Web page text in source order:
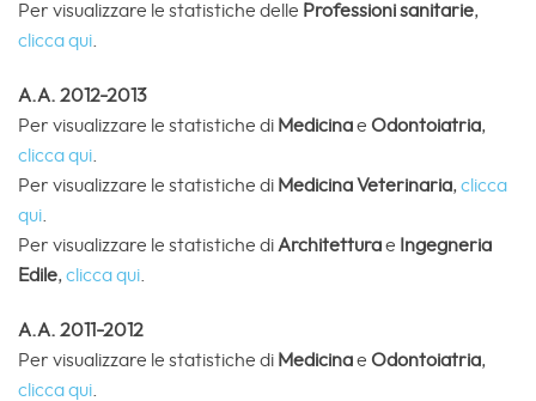
Per visualizzare le statistiche delle Professioni sanitarie,
clicca qui
A.A. 2012-2013
Per visualizzare le statistiche di Medicinae Odontoiatria,
clicca qui
Per visualizzare le statistiche di Medicina Veterinaria, clicca
qui
Per visualizzare le statistiche di Architetturae Ingegneria
Edile, clicca qui
A.A. 2011-2012
Per visualizzare le statistiche di Medicinae Odontoiatria,
clicca qui